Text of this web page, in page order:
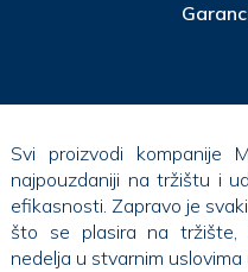
Svi proizvodi kompanije
najpouzdaniji na tržištu i
efikasnosti. Zapravo je
što se plasira na tržište, obavljanjem postupka nekoliko
nedelja u stvarnim uslovima